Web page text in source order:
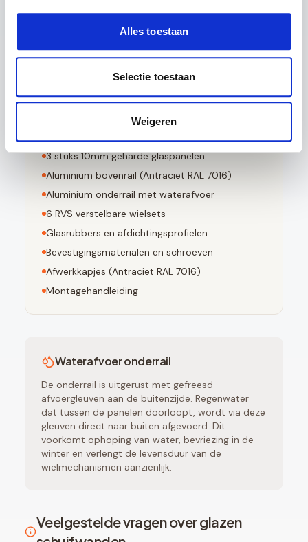
Alles toestaan
Selectie toestaan
Weigeren
Bij breuk in kleine stompe stukjes valt
Voldoet aan EN 12150-1 norm
Dit pakket bevat
3stuks 10mm geharde glaspanelen
Aluminium bovenrail (Antraciet RAL 7016)
Aluminium onderrail met waterafvoer
6 RVS verstelbare wielsets
Glasrubbers en afdichtingsprofielen
Bevestigingsmaterialen en schroeven
Afwerkkapjes (Antraciet RAL 7016)
Montagehandleiding
Waterafvoer onderrail
De onderrail is uitgerust met gefreesd
afvoergleuven aan de buitenzijde. Regenwater
dat tussen de panelen doorloopt, wordt via deze
gleuven direct naar buiten afgevoerd. Dit
voorkomt ophoping van water, bevriezing in de
winter en verlengt de levensduur van de
wielmechanismen aanzienlijk.
Veelgestelde vragen over glazen